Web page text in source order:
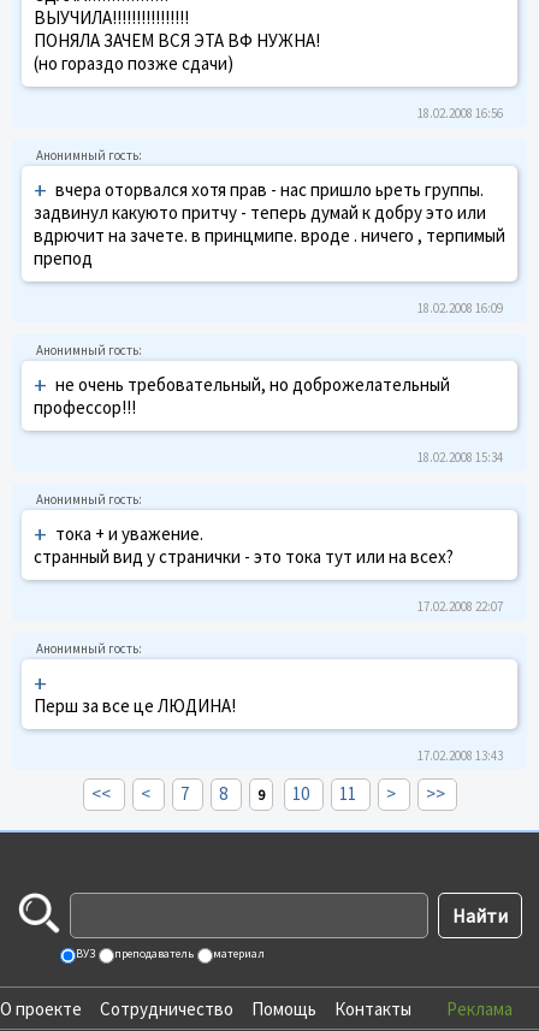
ВЫУЧИЛА!!!!!!!!!!!!!!!!
ПОНЯЛА ЗАЧЕМ ВСЯ ЭТА ВФ НУЖНА!
(но гораздо позже сдачи)
18.02.2008 16:56
+ вчера оторвался хотя прав - нас пришло ьреть группы.
задвинул какуюто притчу - теперь думай к добру это или
вдрючит на зачете. в принцмипе. вроде . ничего , терпимый
препод
18.02.2008 16:09
+ не очень требовательный, но доброжелательный
профессор!!!
18.02.2008 15:34
+ тока + и уважение.
странный вид у странички - это тока тут или на всех?
17.02.2008 22:07
+
Перш за все це ЛЮДИНА!
17.02.2008 13:43
<< < 7 8 9 10 11 > >>
ВУЗ преподаватель материал
О проекте Сотрудничество Помощь Контакты Реклама